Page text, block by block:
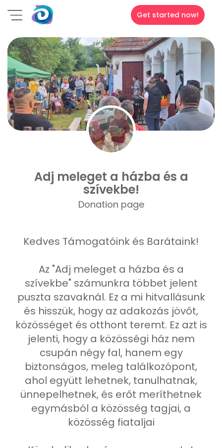
Get started now!
Adj meleget a házba és a
szívekbe!
Donation page
Kedves Támogatóink és Barátaink!
Az "Adj meleget a házba és a
szívekbe" számunkra többet jelent
puszta szavaknál. Ez a mi hitvallásunk
és hisszük, hogy az adakozás jövőt,
közösséget és otthont teremt. Ez azt is
jelenti, hogy a közösségi ház nem
csupán négy fal, hanem egy
biztonságos, meleg találkozópont,
ahol együtt lehetnek, tanulhatnak,
ünnepelhetnek, és erőt meríthetnek
egymásból a közösség tagjai, a
közösség fiataljai